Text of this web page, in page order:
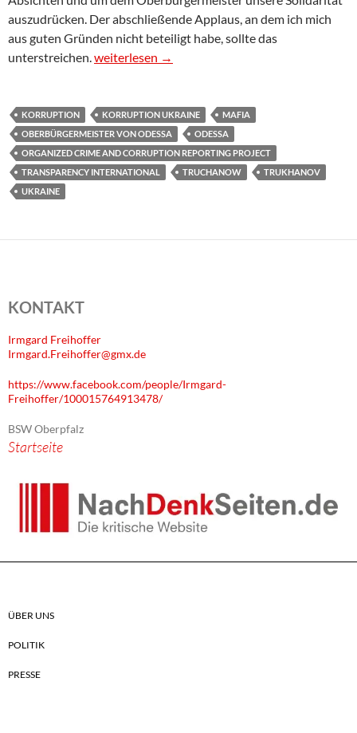
auszudrücken. Der abschließende Applaus, an dem ich mich
aus guten Gründen nicht beteiligt habe, sollte das
unterstreichen. Offener Brief zur Live-Zuschaltung des
weiterlesen →
KORRUPTION KORRUPTION UKRAINE
MAFIA
OBERBÜRGERMEISTER VON ODESSA
ODESSA
ORGANIZED CRIME AND CORRUPTION REPORTING PROJECT
TRANSPARENCY INTERNATIONAL
TRUCHANOW
TRUKHANOV
UKRAINE
KONTAKT
Irmgard Freihoffer
Irmgard.Freihoffer@gmx.de
https://www.facebook.com/people/Irmgard-
Freihoffer/100015764913478/
BSW Oberpfalz
Startseite
ÜBER UNS
POLITIK
PRESSE